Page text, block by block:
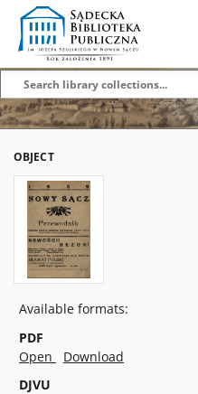
OBJECT
Available formats:
PDF
Open
Download
DJVU